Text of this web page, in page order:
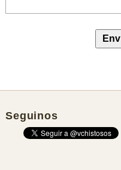
Seguinos